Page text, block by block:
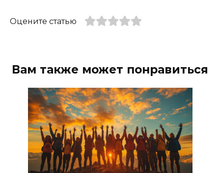
Оцените статью
Вам также может понравиться